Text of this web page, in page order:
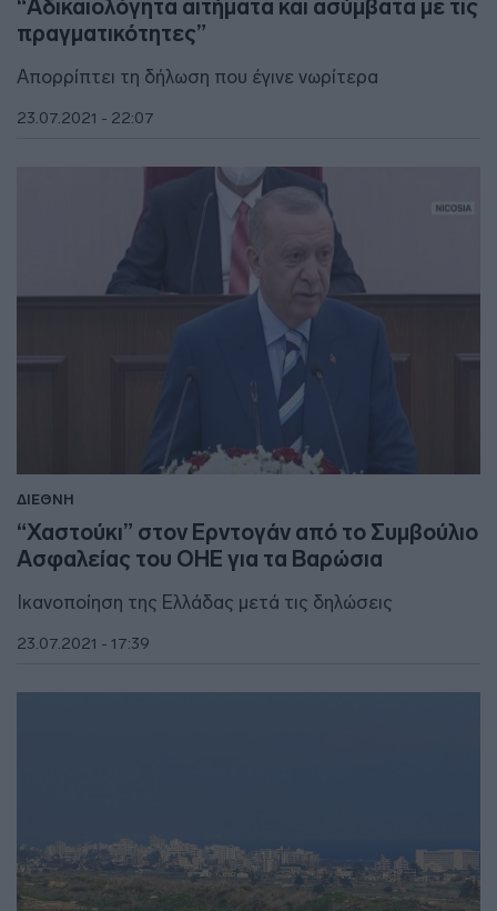
“Αδικαιολόγητα αιτήματα και ασύμβατα με τις
πραγματικότητες”
Απορρίπτει τη δήλωση που έγινε νωρίτερα
23.07.2021 - 22:07
ΔΙΕΘΝΗ
“Χαστούκι” στον Ερντογάν από το Συμβούλιο
Ασφαλείας του ΟΗΕ για τα Βαρώσια
Ικανοποίηση της Ελλάδας μετά τις δηλώσεις
23.07.2021 - 17:39